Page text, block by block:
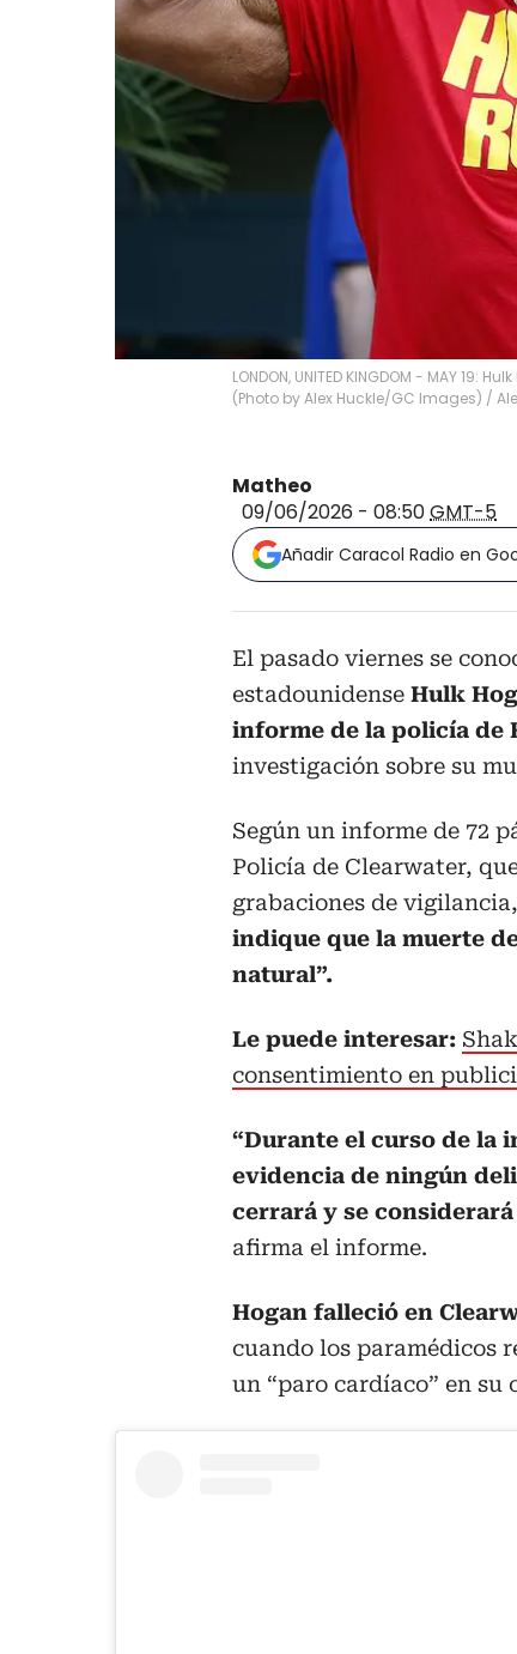
LONDON, UNITED KINGDOM - MAY
(Photo by Alex Huckle/GC Images) /
Matheo
09/06/2026 - 08:50GMT-5
Añadir Caracol Radio en
El pasado viernes se
estadounidense Hulk
informe de la policía de
investigación sobre su
Según un informe de 72
Policía de Clearwater,
grabaciones de vigilancia,
indique que la muerte
natural”.
Le puede interesar:
consentimiento en
“Durante el curso de la
evidencia de ningún
cerrará y se
afirma el informe.
Hogan falleció en
cuando los paramédicos
un “paro cardíaco” en su